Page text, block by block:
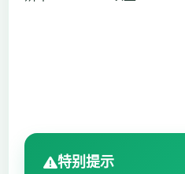
特别提示